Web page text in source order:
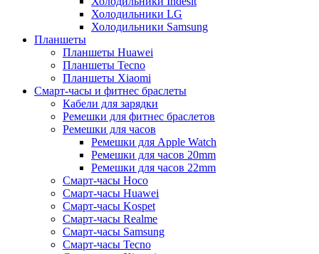
Холодильники LG
Холодильники Samsung
Планшеты
Планшеты Huawei
Планшеты Tecno
Планшеты Xiaomi
Смарт-часы и фитнес браслеты
Кабели для зарядки
Ремешки для фитнес браслетов
Ремешки для часов
Ремешки для Apple Watch
Ремешки для часов 20mm
Ремешки для часов 22mm
Смарт-часы Hoco
Смарт-часы Huawei
Смарт-часы Kospet
Смарт-часы Realme
Смарт-часы Samsung
Смарт-часы Tecno